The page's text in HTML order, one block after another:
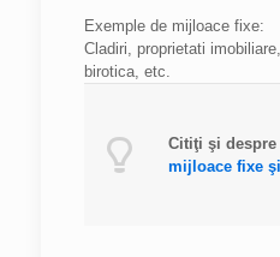
Exemple de mijloace fixe:
Cladiri, proprietati
birotica, etc.
Citiţi şi despre
mijloace fixe